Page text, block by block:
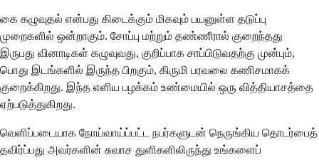
கை கழுவுதல் என்பது கிடைக்கும் மிகவும் பயனுள்ள தடுப்பு
முறைகளில் ஒன்றாகும். சோப்பு மற்றும் தண்ணீரால் குறைந்தது
இருபது வினாடிகள் கழுவுவது, குறிப்பாக சாப்பிடுவதற்கு முன்பும்,
பொது இடங்களில் இருந்த பிறகும், கிருமி பரவலை கணிசமாகக்
குறைக்கிறது. இந்த எளிய பழக்கம் உண்மையில் ஒரு வித்தியாசத்தை
ஏற்படுத்துகிறது.
வெளிப்படையாக நோய்வாய்ப்பட்ட நபர்களுடன் நெருங்கிய தொடர்பைத்
தவிர்ப்பது அவர்களின் சுவாச துளிகளிலிருந்து உங்களைப்